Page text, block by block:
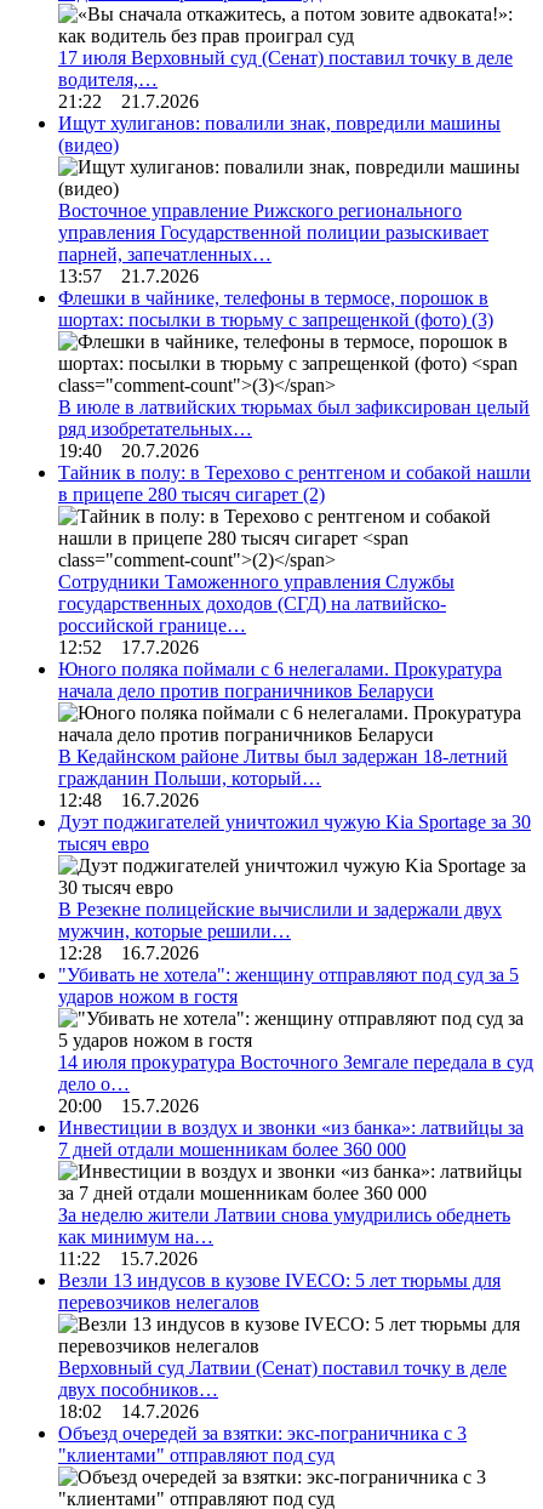
17 июля Верховный суд (Сенат) поставил точку в деле
водителя,…
21:22 21.7.2026
Ищут хулиганов: повалили знак, повредили машины
(видео)
Восточное управление Рижского регионального
управления Государственной полиции разыскивает
парней, запечатленных…
13:57 21.7.2026
Флешки в чайнике, телефоны в термосе, порошок в
шортах: посылки в тюрьму с запрещенкой (фото) (3)
В июле в латвийских тюрьмах был зафиксирован целый
ряд изобретательных…
19:40 20.7.2026
Тайник в полу: в Терехово с рентгеном и собакой нашли
в прицепе 280 тысяч сигарет (2)
Сотрудники Таможенного управления Службы
государственных доходов (СГД) на латвийско-
российской границе…
12:52 17.7.2026
Юного поляка поймали с 6 нелегалами. Прокуратура
начала дело против пограничников Беларуси
В Кедайнском районе Литвы был задержан 18-летний
гражданин Польши, который…
12:48 16.7.2026
Дуэт поджигателей уничтожил чужую Kia Sportage за 30
тысяч евро
В Резекне полицейские вычислили и задержали двух
мужчин, которые решили…
12:28 16.7.2026
"Убивать не хотела": женщину отправляют под суд за 5
ударов ножом в гостя
14 июля прокуратура Восточного Земгале передала в суд
дело о…
20:00 15.7.2026
Инвестиции в воздух и звонки «из банка»: латвийцы за
7 дней отдали мошенникам более 360 000
За неделю жители Латвии снова умудрились обеднеть
как минимум на…
11:22 15.7.2026
Везли 13 индусов в кузове IVECO: 5 лет тюрьмы для
перевозчиков нелегалов
Верховный суд Латвии (Сенат) поставил точку в деле
двух пособников…
18:02 14.7.2026
Объезд очередей за взятки: экс-пограничника с 3
"клиентами" отправляют под суд